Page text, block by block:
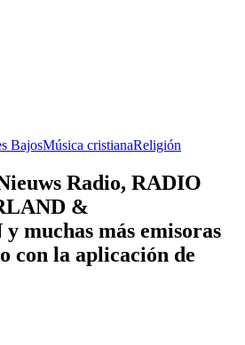
BajosMúsica cristianaReligión
Radio, RADIO
&
muchas más emisoras
con la aplicación de